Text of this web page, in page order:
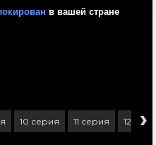
10 серия 11 серия 12 ›